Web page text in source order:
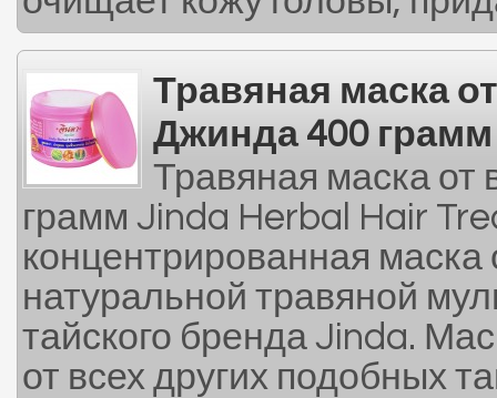
Травяная маска
Джинда 400 грамм
Травяная маска
грамм Jinda Herbal Hair
концентрированная маска
натуральной травяной
тайского бренда Jinda.
от всех других подобных